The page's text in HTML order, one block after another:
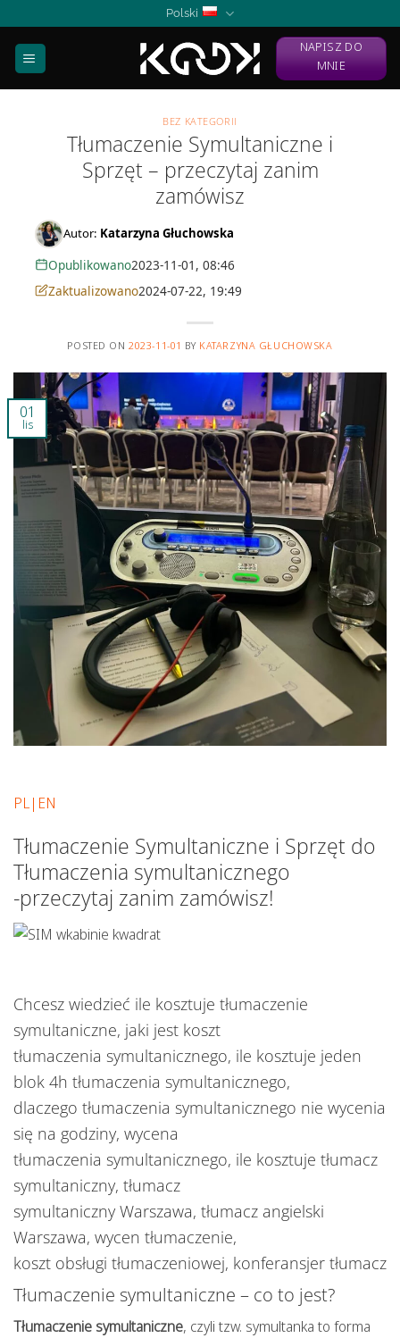
content
Polski
NAPISZ DO
MNIE
BEZ KATEGORII
Tłumaczenie Symultaniczne i
Sprzęt – przeczytaj zanim
zamówisz
Autor: Katarzyna Głuchowska
Opublikowano2023-11-01, 08:46
Zaktualizowano2024-07-22, 19:49
POSTED ON2023-11-01 BY KATARZYNA GŁUCHOWSKA
01
lis
PL|EN
Tłumaczenie Symultaniczne i Sprzęt do
Tłumaczenia symultanicznego
-przeczytaj zanim zamówisz!
Chcesz wiedzieć ile kosztuje tłumaczenie
symultaniczne, jaki jest koszt
tłumaczenia symultanicznego, ile kosztuje jeden
blok 4h tłumaczenia symultanicznego,
dlaczego tłumaczenia symultanicznego nie wycenia
się na godziny, wycena
tłumaczenia symultanicznego, ile kosztuje tłumacz
symultaniczny, tłumacz
symultaniczny Warszawa, tłumacz angielski
Warszawa, wycen tłumaczenie,
koszt obsługi tłumaczeniowej, konferansjer tłumacz
Tłumaczenie symultaniczne – co to jest?
Tłumaczenie symultaniczne, czyli tzw. symultanka to forma